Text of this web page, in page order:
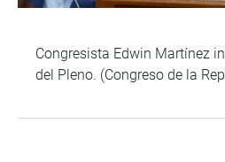
Congresista Edwin Martínez
del Pleno. (Congreso de la